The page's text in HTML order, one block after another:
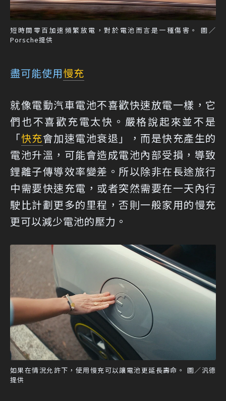
短時間零百加速頻繁放電，對於電池而言是一種傷害。 圖／
Porsche提供
盡可能使用慢充
就像電動汽車電池不喜歡快速放電一樣，它
們也不喜歡充電太快。嚴格說起來並不是
「快充會加速電池衰退」，而是快充產生的
電池升溫，可能會造成電池內部受損，導致
鋰離子傳導效率變差。所以除非在長途旅行
中需要快速充電，或者突然需要在一天內行
駛比計劃更多的里程，否則一般家用的慢充
更可以減少電池的壓力。
如果在情況允許下，使用慢充可以讓電池更延長壽命。 圖／汎德
提供